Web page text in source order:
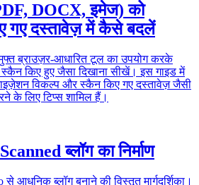
DOCX, इमेज) को
गए दस्तावेज़ में कैसे बदलें
ब्राउज़र-आधारित टूल का उपयोग करके
किए हुए जैसा दिखाना सीखें। इस गाइड में
विकल्प और स्कैन किए गए दस्तावेज़ जैसी
के लिए टिप्स शामिल हैं।
ब्लॉग का निर्माण
आधुनिक ब्लॉग बनाने की विस्तृत मार्गदर्शिका।